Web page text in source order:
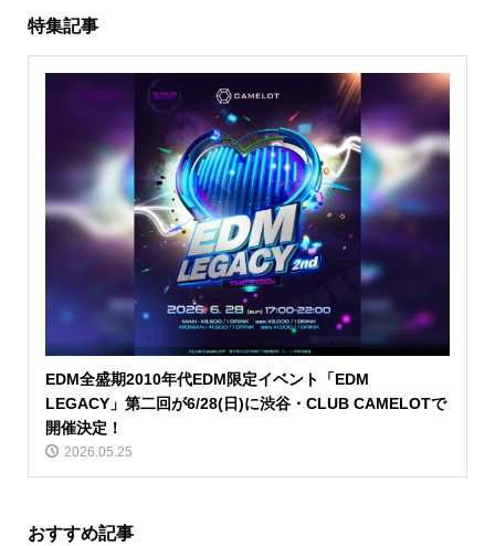
特集記事
EDM全盛期2010年代EDM限定イベント「EDM
LEGACY」第二回が6/28(日)に渋谷・CLUB CAMELOTで
開催決定！
2026.05.25
おすすめ記事